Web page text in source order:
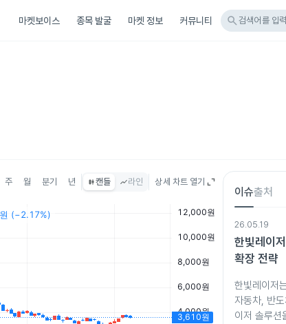
마켓보이스 종목 발굴 마켓 정보 커뮤니티 search 검색어를 입
주 월 분기 년 캔들 라인 상세 차트 열기
이슈출처
26.05.19
한빛레이
확장 전략
한빛레이저
자동차, 반
이저 솔루